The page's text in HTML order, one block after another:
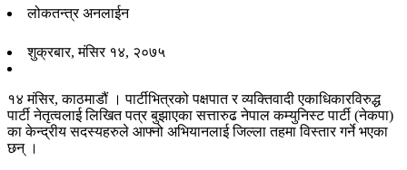
लोकतन्त्र अनलाईन
शुक्रबार, मंसिर १४, २०७५
१४ मंसिर, काठमाडौं । पार्टीभित्रको पक्षपात र व्यक्तिवादी एकाधिकारविरुद्ध
पार्टी नेतृत्वलाई लिखित पत्र बुझाएका सत्तारुढ नेपाल कम्युनिस्ट पार्टी (नेकपा)
का केन्द्रीय सदस्यहरुले आफ्नो अभियानलाई जिल्ला तहमा विस्तार गर्ने भएका
छन् ।